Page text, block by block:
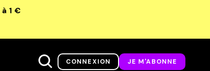
à 1 €
CONNEXION JE M'ABONNE